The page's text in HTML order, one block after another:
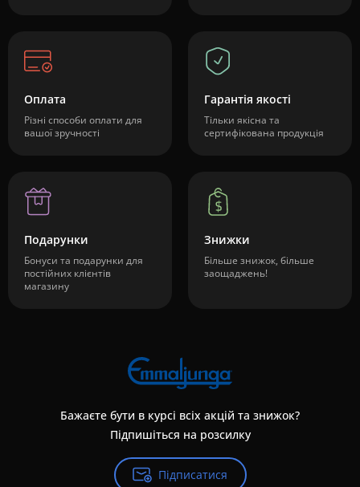
Оплата
Різні способи оплати для
вашої зручності
Гарантія якості
Тільки якісна та
сертифікована продукція
Подарунки
Бонуси та подарунки для
постійних клієнтів
магазину
Знижки
Більше знижок, більше
заощаджень!
Бажаєте бути в курсі всіх акцій та знижок?
Підпишіться на розсилку
Підписатися